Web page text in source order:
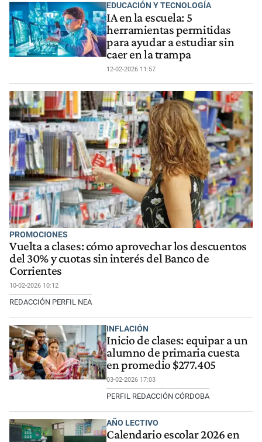
EDUCACIÓN Y TECNOLOGÍA
IA en la escuela: 5
herramientas permitidas
para ayudar a estudiar sin
caer en la trampa
12-02-2026 11:57
PROMOCIONES
Vuelta a clases: cómo aprovechar los descuentos
del 30% y cuotas sin interés del Banco de
Corrientes
10-02-2026 10:12
REDACCIÓN PERFIL NEA
INFLACIÓN
Inicio de clases: equipar a un
alumno de primaria cuesta
en promedio $277.405
03-02-2026 17:03
PERFIL REDACCIÓN CÓRDOBA
AÑO LECTIVO
Calendario escolar 2026 en